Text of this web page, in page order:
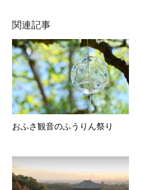
関連記事
おふさ観音のふうりん祭り